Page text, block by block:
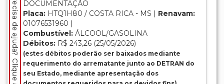
DOCUMENTAÇÃO
Placa: HTQ1H80 / COSTA RICA - MS | Renavam:
01076531960 |
Combustível: ÁLCOOL/GASOLINA
Débitos: R$ 243,26 (25/05/2026)
(estes débitos poderão ser baixados mediante
requerimento do arrematante junto ao DETRAN do
seu Estado, mediante apresentação dos
Precisa de ajuda? Clique aqui.